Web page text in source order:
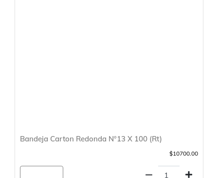
Bandeja Carton Redonda N°13 X 100 (Rt)
$10700.00